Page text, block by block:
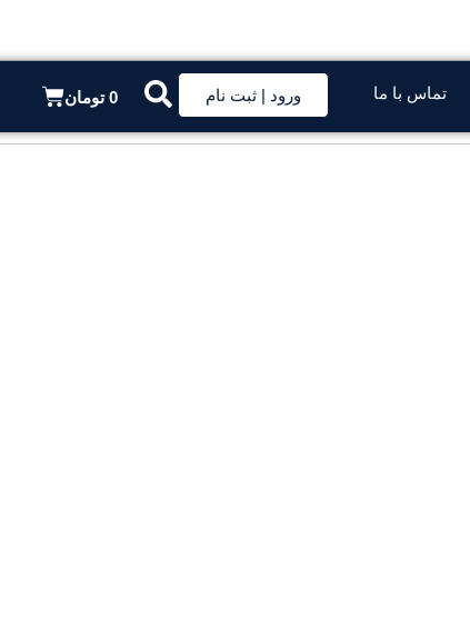
تماس با ما ورود | ثبت نام 0 تومان